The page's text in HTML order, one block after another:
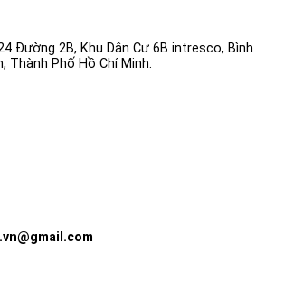
được tối ưu hóa của Morel tạo thành
học phẳng giúp cải thiện độ phân tán và
thanh, tạo ra một bản trình bày âm thanh
cơ học và độ ổn định của màng, nhờ đó
rất thấp ở công suất cao và dải động
Đường 2B, Khu Dân Cư 6B intresco, Bình
Thành Phố Hồ Chí Minh.